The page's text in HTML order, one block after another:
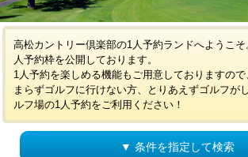
高松カントリー倶楽部の1人予約ランドへようこ
人予約枠を公開しております。
1人予約を楽しめる機能もご用意しておりますの
まらずゴルフに行けない方、とりあえずゴルフが
ルフ場の1人予約をご利用ください！
▼ 条件を指定して検索